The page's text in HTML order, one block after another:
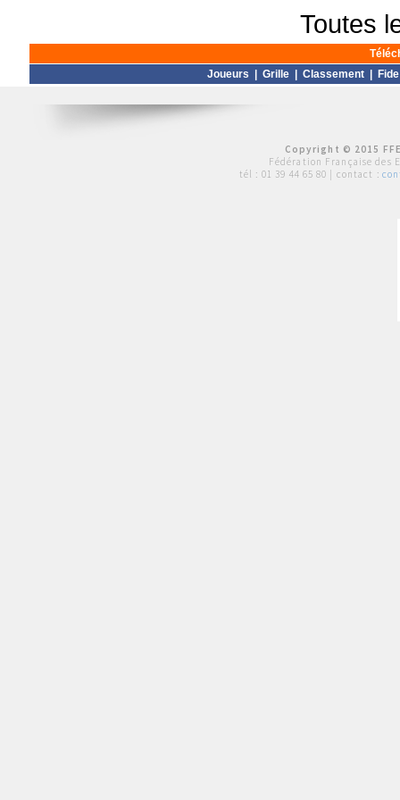
Toutes
Joueurs
Grille Classement Fide
Copyright © 2015
Fédération Française des
tél : 01 39 44 65 80 | contact :